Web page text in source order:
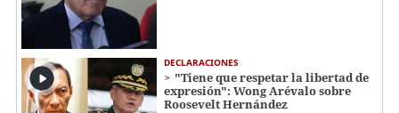
DECLARACIONES
"Tiene que respetar la libertad de
expresión": Wong Arévalo sobre
Roosevelt Hernández